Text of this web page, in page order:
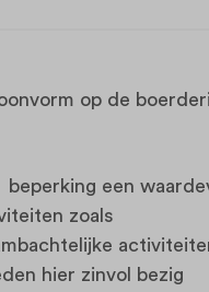
op de
een
zoals
hier zinvol bezig